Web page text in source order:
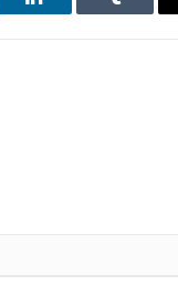
LinkedIn Tumblr